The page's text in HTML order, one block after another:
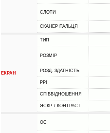
СЛОТИ
СКАНЕР ПАЛЬЦЯ
ЕКРАН
ТИП
РОЗМІР
РОЗД. ЗДАТНІСТЬ
PPI
СПІВВІДНОШЕННЯ
ЯСКР. / КОНТРАСТ
ОС